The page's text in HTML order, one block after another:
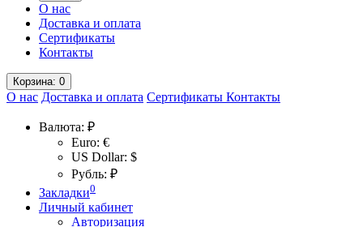
О нас
Доставка и оплата
Сертификаты
Контакты
Корзина: 0
О нас Доставка и оплата Сертификаты Контакты
Валюта: ₽
Euro: €
US Dollar: $
Рубль: ₽
Закладки0
Личный кабинет
Авторизация